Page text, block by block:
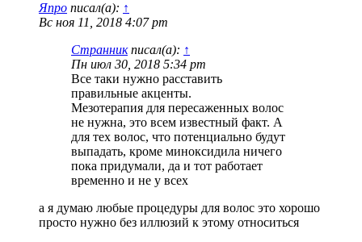
Япро писал(а): ↑
Вс ноя 11, 2018 4:07 pm
Странникписал(а): ↑
Пн июл 30, 2018 5:34 pm
Все таки нужно расставить
правильные акценты.
Мезотерапия для пересаженных волос
не нужна, это всем известный факт. А
для тех волос, что потенциально будут
выпадать, кроме миноксидила ничего
пока придумали, да и тот работает
временно и не у всех
а я думаю любые процедуры для волос это хорошо
просто нужно без иллюзий к этому относиться